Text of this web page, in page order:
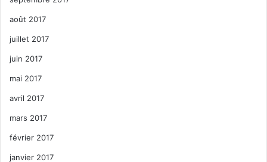
août 2017
juillet 2017
juin 2017
mai 2017
avril 2017
mars 2017
février 2017
janvier 2017